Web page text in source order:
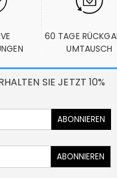
60 TAGE
UMTAUSCH
SIE JETZT 10%
ABONNIEREN
ABONNIEREN